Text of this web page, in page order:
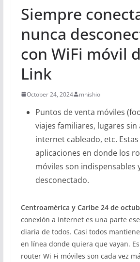
Siempre
nunca
con WiFi móvil
Link
October 24, 2024 mnishio
Puntos de venta móviles
viajes familiares, lugares sin
internet cableado, etc.
aplicaciones en donde los
móviles son indispensables
desconectado.
Centroamérica y Caribe 24 de
conexión a Internet es una parte
diaria de todos. Casi todos
en línea donde quiera que vayan.
router Wi Fi móviles son cada vez